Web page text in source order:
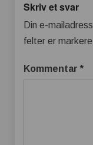
Skriv et svar
Din e-
felter er
Kommentar *